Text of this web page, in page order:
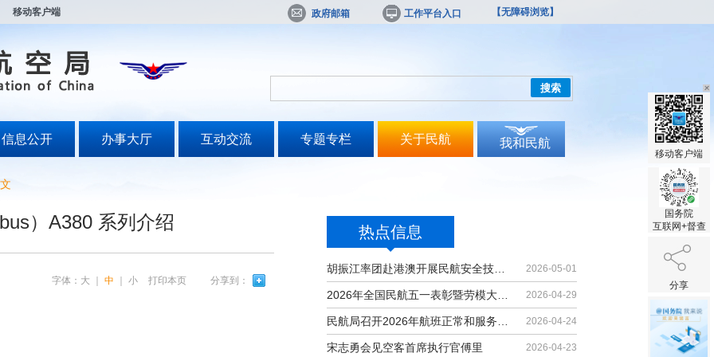
移动客户端 政府邮箱 工作平台入口 【无障碍浏览】
搜索
信息公开 办事大厅 互动交流 专题专栏 关于民航 我和民航
热点信息
2026-05-01
2026-04-29
2026-04-24
宋志勇会见空客首席执行官傅里 2026-04-23
）A380 系列介绍
字体： 大 中 小 打印本页 分享到：
移动客户端
国务院
互联网+督查
分享